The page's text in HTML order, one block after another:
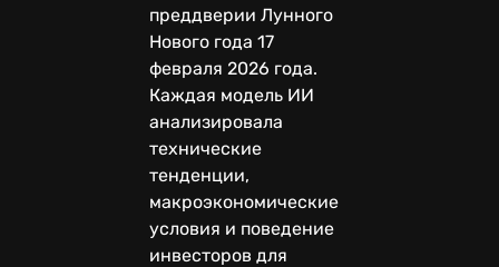
преддверии Лунного
Нового года 17
февраля 2026 года.
Каждая модель ИИ
анализировала
технические
тенденции,
макроэкономические
условия и поведение
инвесторов для